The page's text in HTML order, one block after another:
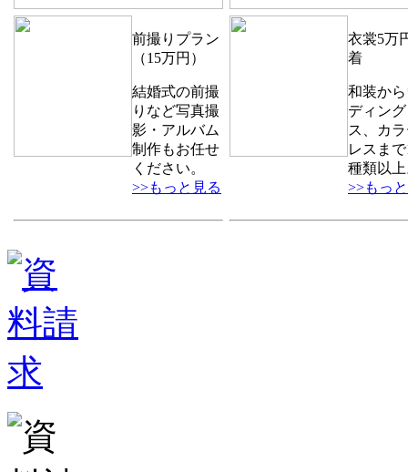
前撮りプラン
（15万円）
結婚式の前撮
りなど写真撮
影・アルバム
制作もお任せ
ください。
>>もっと見る
衣裳5万
着
和装か
ディン
ス、カ
レスまで
種類以
>>もっ